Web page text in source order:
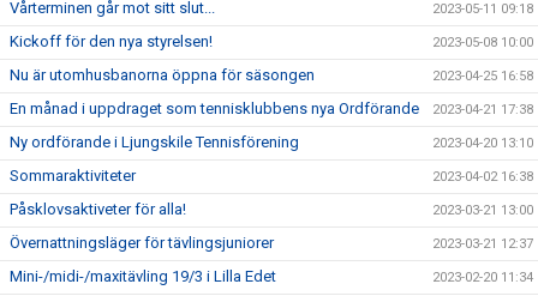
Vårterminen går mot sitt slut... 2023-05-11 09:18
Kickoff för den nya styrelsen! 2023-05-08 10:00
Nu är utomhusbanorna öppna för säsongen 2023-04-25 16:58
En månad i uppdraget som tennisklubbens nya Ordförande 2023-04-21 17:38
Ny ordförande i Ljungskile Tennisförening 2023-04-20 13:10
Sommaraktiviteter 2023-04-02 16:38
Påsklovsaktiveter för alla! 2023-03-21 13:00
Övernattningsläger för tävlingsjuniorer 2023-03-21 12:37
Mini-/midi-/maxitävling 19/3 i Lilla Edet 2023-02-20 11:34